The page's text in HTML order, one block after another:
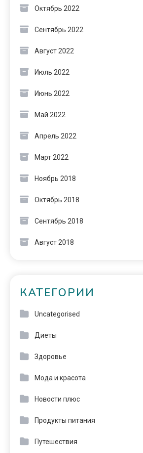
Октябрь 2022
Сентябрь 2022
Август 2022
Июль 2022
Июнь 2022
Май 2022
Апрель 2022
Март 2022
Ноябрь 2018
Октябрь 2018
Сентябрь 2018
Август 2018
КАТЕГОРИИ
Uncategorised
Диеты
Здоровье
Мода и красота
Новости плюс
Продукты питания
Путешествия